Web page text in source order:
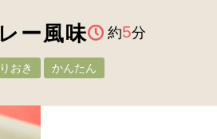
ー風味 約5分
おき かんたん